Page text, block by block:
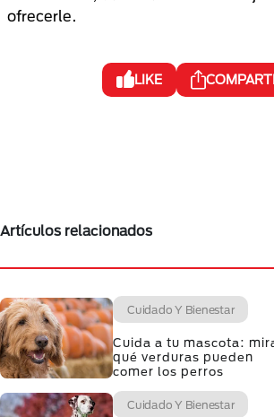
ofrecerle.
LIKE
Artículos relacionados
Cuidado Y Bienestar
Cuida a tu mascota:
qué verduras pueden
comer los perros
Cuidado Y Bienestar